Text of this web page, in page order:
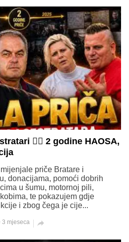
😵‍💫 2 godine HAOSA,
priče Bratare i
donacijama, pomoći dobrih
u šumu, motornoj pili,
te pokazujem gdje
i zbog čega je cije...
3 mjeseca 